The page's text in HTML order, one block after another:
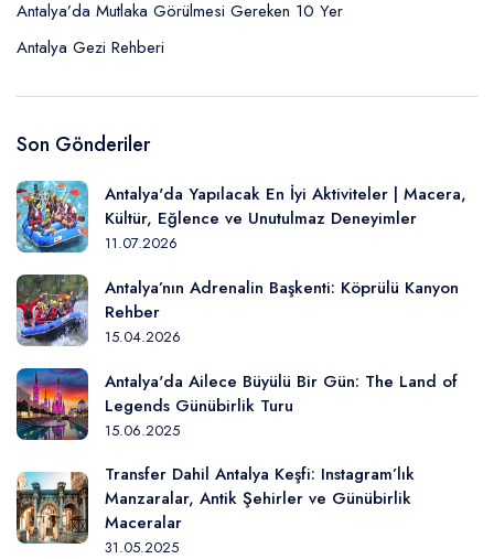
Antalya’da Mutlaka Görülmesi Gereken 10 Yer
Antalya Gezi Rehberi
Son Gönderiler
Antalya'da Yapılacak En İyi Aktiviteler | Macera,
Kültür, Eğlence ve Unutulmaz Deneyimler
11.07.2026
Antalya’nın Adrenalin Başkenti: Köprülü Kanyon
Rehber
15.04.2026
Antalya'da Ailece Büyülü Bir Gün: The Land of
Legends Günübirlik Turu
15.06.2025
Transfer Dahil Antalya Keşfi: Instagram’lık
Manzaralar, Antik Şehirler ve Günübirlik
Maceralar
31.05.2025